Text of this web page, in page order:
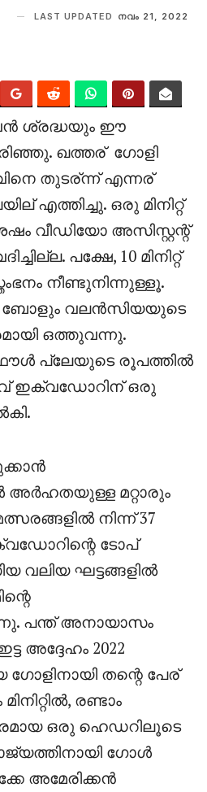
LAST UPDATED നവം 21, 2022
ശ്രദ്ധയും ഈ
ഖത്തര് ഗോളി
തുടര്ന്ന് എന്നര്
എത്തിച്ചു. ഒരു മിനിറ്റ്
വീഡിയോ അസിസ്റ്റന്റ്
പക്ഷേ, 10 മിനിറ്റ്
നീണ്ടുനിന്നുള്ളൂ.
ബോളും വലൻസിയയുടെ
ഒത്തുവന്നു.
ഫൗൾ പ്ലേയുടെ രൂപത്തിൽ
ഇക്വഡോറിന് ഒരു
അർഹതയുള്ള മറ്റാരും
നിന്ന് 37
ടോപ്
വലിയ ഘട്ടങ്ങളിൽ
പന്ത് അനായാസം
അദ്ദേഹം 2022
തന്റെ പേര്
രണ്ടാം
ഒരു ഹെഡറിലൂടെ
ഗോൾ
അമേരിക്കൻ